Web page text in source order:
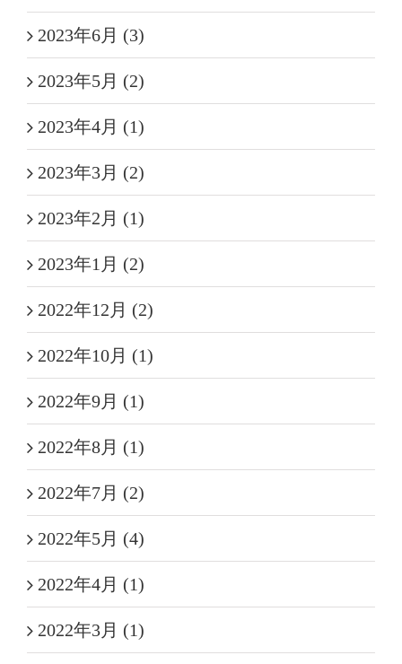
2023年6月 (3)
2023年5月 (2)
2023年4月 (1)
2023年3月 (2)
2023年2月 (1)
2023年1月 (2)
2022年12月 (2)
2022年10月 (1)
2022年9月 (1)
2022年8月 (1)
2022年7月 (2)
2022年5月 (4)
2022年4月 (1)
2022年3月 (1)